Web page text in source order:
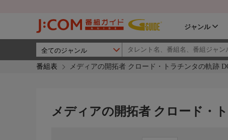
ジャンル
番組表 メディアの開拓者 クロード・トラチンタの軌跡
メディアの開拓者 クロード・